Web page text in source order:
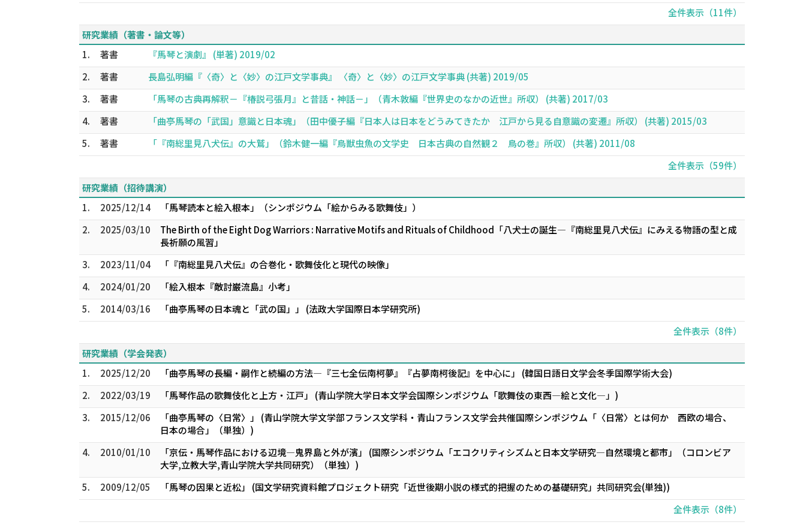
全件表示（11件）
研究業績（著書・論文等）
1.
著書
『馬琴と演劇』 (単著) 2019/02
2.
著書
長島弘明編『〈奇〉と〈妙〉の江戸文学事典』 〈奇〉と〈妙〉の江戸文学事典 (共著) 2019/05
3.
著書
「馬琴の古典再解釈－『椿説弓張月』と昔話・神話－」（青木敦編『世界史のなかの近世』所収） (共著) 2017/03
4.
著書
「曲亭馬琴の「武国」意識と日本魂」（田中優子編『日本人は日本をどうみてきたか 江戸から見る自意識の変遷』所収） (共著) 2015/03
5.
著書
「『南総里見八犬伝』の大鷲」（鈴木健一編『鳥獣虫魚の文学史 日本古典の自然観２ 鳥の巻』所収） (共著) 2011/08
全件表示（59件）
研究業績（招待講演）
1.
2025/12/14
「馬琴読本と絵入根本」（シンポジウム「絵からみる歌舞伎」）
2.
2025/03/10
The Birth of the Eight Dog Warriors : Narrative Motifs and Rituals of Childhood「八犬士の誕生―『南総里見八犬伝』にみえる物語の型と成
長祈願の風習」
3.
2023/11/04
「『南総里見八犬伝』の合巻化・歌舞伎化と現代の映像」
4.
2024/01/20
「絵入根本『敵討巌流島』小考」
5.
2014/03/16
「曲亭馬琴の日本魂と「武の国」」 (法政大学国際日本学研究所)
全件表示（8件）
研究業績（学会発表）
1.
2025/12/20
「曲亭馬琴の長編・嗣作と続編の方法―『三七全伝南柯夢』『占夢南柯後記』を中心に」 (韓国日語日文学会冬季国際学術大会)
2.
2022/03/19
「馬琴作品の歌舞伎化と上方・江戸」 (青山学院大学日本文学会国際シンポジウム「歌舞伎の東西―絵と文化―」)
3.
2015/12/06
「曲亭馬琴の〈日常〉」 (青山学院大学文学部フランス文学科・青山フランス文学会共催国際シンポジウム「〈日常〉とは何か 西欧の場合、
日本の場合」（単独）)
4.
2010/01/10
「京伝・馬琴作品における辺境―鬼界島と外が濱」 (国際シンポジウム「エコクリティシズムと日本文学研究―自然環境と都市」（コロンビア
大学,立教大学,青山学院大学共同研究）（単独）)
5.
2009/12/05
「馬琴の因果と近松」 (国文学研究資料館プロジェクト研究「近世後期小説の様式的把握のための基礎研究」共同研究会(単独))
全件表示（8件）